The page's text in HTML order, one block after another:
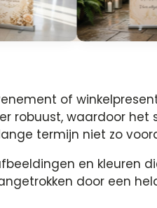
of
robuust, waardoor het
termijn niet zo
en kleuren
door een